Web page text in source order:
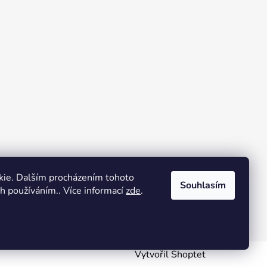
Dalším procházením tohoto
používáním.. Více informacízde. Souhlasím
Vytvořil Shoptet